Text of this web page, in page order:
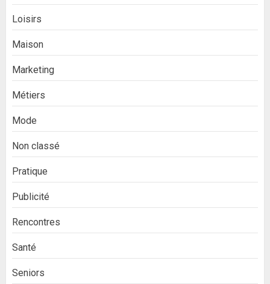
Loisirs
Maison
Marketing
Métiers
Mode
Non classé
Pratique
Publicité
Rencontres
Santé
Seniors